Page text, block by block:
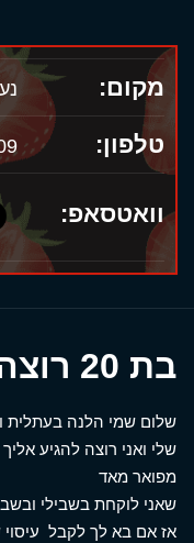
מקום:
טלפון:
וואטסאפ:
בת 20 רוצה להגיע עד אלייך
שלום שמי הלנה בעתלית
שלי ואני רוצה להגיע
מפואר מאד
שאני לוקחת בשבילי
אז אם בא לך לקבל